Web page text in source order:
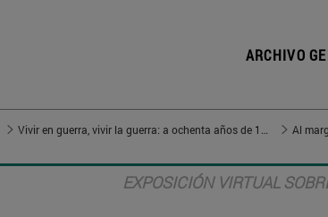
ARCHIVO
Al
EXPOSICIÓN VIRTUAL